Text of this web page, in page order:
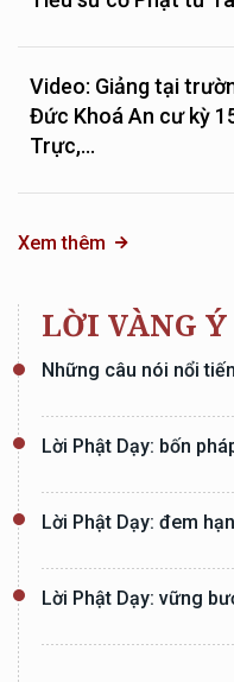
Video: Giảng tại
Đức Khoá An cư kỳ
Trực,...
Xem thêm
LỜI VÀNG Ý
Những câu nói nổi
Lời Phật Dạy: bốn
Lời Phật Dạy: đem
Lời Phật Dạy: vững